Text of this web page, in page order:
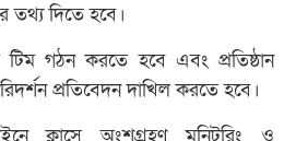
তথ্য দিতে হবে।
টিম গঠন করতে হবে এবং প্রতিষ্ঠান
প্রতিবেদন দাখিল করতে হবে।
ক্লাসে অংশগ্রহণ মনিটরিং ও